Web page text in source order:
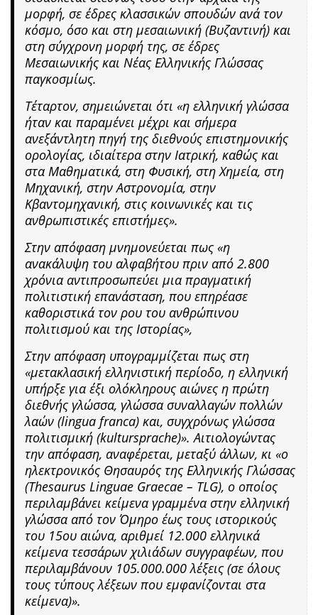
μορφή, σε έδρες κλασσικών σπουδών ανά τον
κόσμο, όσο και στη μεσαιωνική (Βυζαντινή) και
στη σύγχρονη μορφή της, σε έδρες
Μεσαιωνικής και Νέας Ελληνικής Γλώσσας
παγκοσμίως.
Τέταρτον, σημειώνεται ότι «η ελληνική γλώσσα
ήταν και παραμένει μέχρι και σήμερα
ανεξάντλητη πηγή της διεθνούς επιστημονικής
ορολογίας, ιδιαίτερα στην Ιατρική, καθώς και
στα Μαθηματικά, στη Φυσική, στη Χημεία, στη
Μηχανική, στην Αστρονομία, στην
Κβαντομηχανική, στις κοινωνικές και τις
ανθρωπιστικές επιστήμες».
Στην απόφαση μνημονεύεται πως «η
ανακάλυψη του αλφαβήτου πριν από 2.800
χρόνια αντιπροσωπεύει μια πραγματική
πολιτιστική επανάσταση, που επηρέασε
καθοριστικά τον ρου του ανθρώπινου
πολιτισμού και της Ιστορίας»,
Στην απόφαση υπογραμμίζεται πως στη
«μετακλασική ελληνιστική περίοδο, η ελληνική
υπήρξε για έξι ολόκληρους αιώνες η πρώτη
διεθνής γλώσσα, γλώσσα συναλλαγών πολλών
λαών (lingua franca) και, συγχρόνως γλώσσα
πολιτισμική (kultursprache)». Αιτιολογώντας
την απόφαση, αναφέρεται, μεταξύ άλλων, κι «ο
ηλεκτρονικός Θησαυρός της Ελληνικής Γλώσσας
(Thesaurus Linguae Graecae – TLG), ο οποίος
περιλαμβάνει κείμενα γραμμένα στην ελληνική
γλώσσα από τον Όμηρο έως τους ιστορικούς
του 15ου αιώνα, αριθμεί 12.000 ελληνικά
κείμενα τεσσάρων χιλιάδων συγγραφέων, που
περιλαμβάνουν 105.000.000 λέξεις (σε όλους
τους τύπους λέξεων που εμφανίζονται στα
κείμενα)».